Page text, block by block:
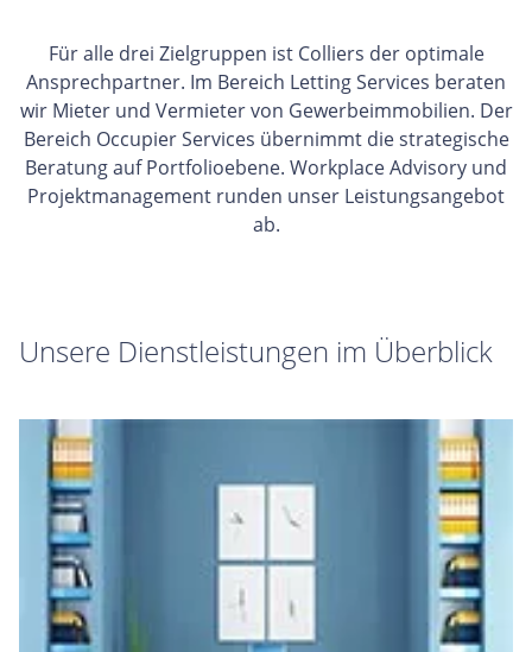
Für alle drei Zielgruppen ist Colliers der optimale
Ansprechpartner. Im Bereich Letting Services beraten
wir Mieter und Vermieter von Gewerbeimmobilien. Der
Bereich Occupier Services übernimmt die strategische
Beratung auf Portfolioebene. Workplace Advisory und
Projektmanagement runden unser Leistungsangebot
ab.
Unsere Dienstleistungen im Überblick